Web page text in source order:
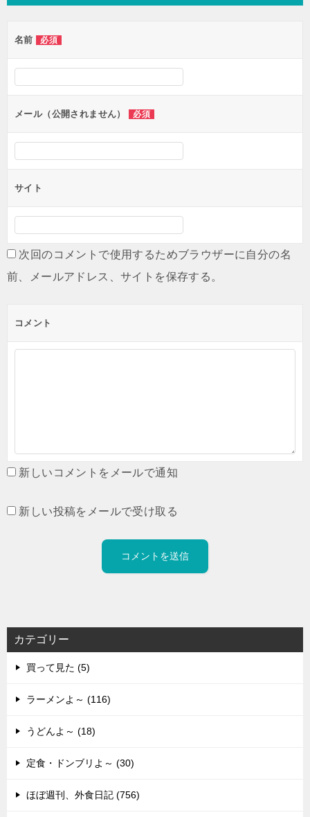
名前 必須
メール（公開されません） 必須
サイト
次回のコメントで使用するためブラウザーに自分の名
前、メールアドレス、サイトを保存する。
コメント
新しいコメントをメールで通知
新しい投稿をメールで受け取る
カテゴリー
買って見た (5)
ラーメンよ～ (116)
うどんよ～ (18)
定食・ドンブリよ～ (30)
ほぼ週刊、外食日記 (756)